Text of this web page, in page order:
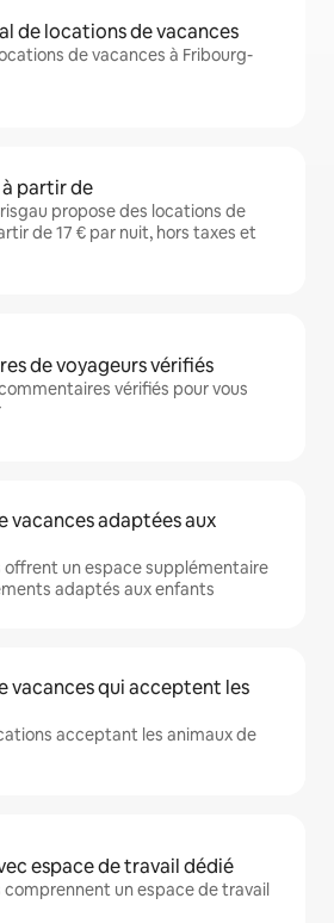
de locations de vacances
de vacances à Fribourg-
partir de
propose des locations de
de 17 € par nuit, hors taxes et
de voyageurs vérifiés
vérifiés pour vous
vacances adaptées aux
offrent un espace supplémentaire
adaptés aux enfants
vacances qui acceptent les
acceptant les animaux de
espace de travail dédié
un espace de travail